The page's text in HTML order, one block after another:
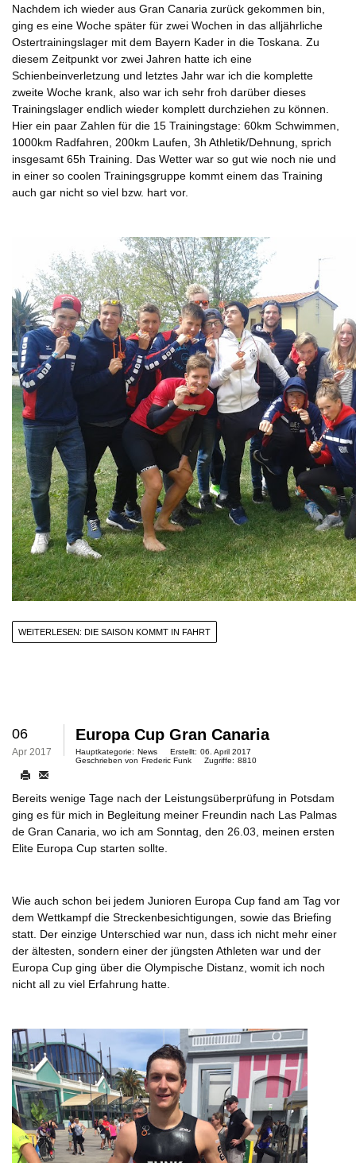
Nachdem ich wieder aus Gran Canaria zurück gekommen bin,
ging es eine Woche später für zwei Wochen in das alljährliche
Ostertrainingslager mit dem Bayern Kader in die Toskana. Zu
diesem Zeitpunkt vor zwei Jahren hatte ich eine
Schienbeinverletzung und letztes Jahr war ich die komplette
zweite Woche krank, also war ich sehr froh darüber dieses
Trainingslager endlich wieder komplett durchziehen zu können.
Hier ein paar Zahlen für die 15 Trainingstage: 60km Schwimmen,
1000km Radfahren, 200km Laufen, 3h Athletik/Dehnung, sprich
insgesamt 65h Training. Das Wetter war so gut wie noch nie und
in einer so coolen Trainingsgruppe kommt einem das Training
auch gar nicht so viel bzw. hart vor.
WEITERLESEN: DIE SAISON KOMMT IN FAHRT
06
Apr 2017
Europa Cup Gran Canaria
Hauptkategorie: News Erstellt: 06. April 2017
Geschrieben von Frederic Funk Zugriffe: 8810
Bereits wenige Tage nach der Leistungsüberprüfung in Potsdam
ging es für mich in Begleitung meiner Freundin nach Las Palmas
de Gran Canaria, wo ich am Sonntag, den 26.03, meinen ersten
Elite Europa Cup starten sollte.
Wie auch schon bei jedem Junioren Europa Cup fand am Tag vor
dem Wettkampf die Streckenbesichtigungen, sowie das Briefing
statt. Der einzige Unterschied war nun, dass ich nicht mehr einer
der ältesten, sondern einer der jüngsten Athleten war und der
Europa Cup ging über die Olympische Distanz, womit ich noch
nicht all zu viel Erfahrung hatte.